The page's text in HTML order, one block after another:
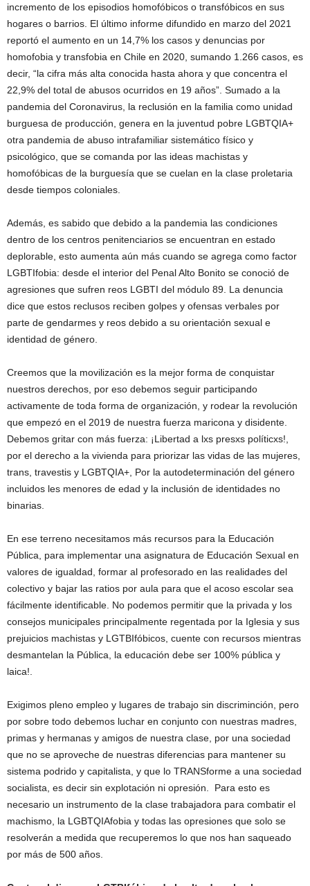
incremento de los episodios homofóbicos o transfóbicos en sus
hogares o barrios. El último informe difundido en marzo del 2021
reportó el aumento en un 14,7% los casos y denuncias por
homofobia y transfobia en Chile en 2020, sumando 1.266 casos, es
decir, “la cifra más alta conocida hasta ahora y que concentra el
22,9% del total de abusos ocurridos en 19 años”. Sumado a la
pandemia del Coronavirus, la reclusión en la familia como unidad
burguesa de producción, genera en la juventud pobre LGBTQIA+
otra pandemia de abuso intrafamiliar sistemático físico y
psicológico, que se comanda por las ideas machistas y
homofóbicas de la burguesía que se cuelan en la clase proletaria
desde tiempos coloniales.
Además, es sabido que debido a la pandemia las condiciones
dentro de los centros penitenciarios se encuentran en estado
deplorable, esto aumenta aún más cuando se agrega como factor
LGBTIfobia: desde el interior del Penal Alto Bonito se conoció de
agresiones que sufren reos LGBTI del módulo 89. La denuncia
dice que estos reclusos reciben golpes y ofensas verbales por
parte de gendarmes y reos debido a su orientación sexual e
identidad de género.
Creemos que la movilización es la mejor forma de conquistar
nuestros derechos, por eso debemos seguir participando
activamente de toda forma de organización, y rodear la revolución
que empezó en el 2019 de nuestra fuerza maricona y disidente.
Debemos gritar con más fuerza: ¡Libertad a lxs presxs políticxs!,
por el derecho a la vivienda para priorizar las vidas de las mujeres,
trans, travestis y LGBTQIA+, Por la autodeterminación del género
incluidos les menores de edad y la inclusión de identidades no
binarias.
En ese terreno necesitamos más recursos para la Educación
Pública, para implementar una asignatura de Educación Sexual en
valores de igualdad, formar al profesorado en las realidades del
colectivo y bajar las ratios por aula para que el acoso escolar sea
fácilmente identificable. No podemos permitir que la privada y los
consejos municipales principalmente regentada por la Iglesia y sus
prejuicios machistas y LGTBIfóbicos, cuente con recursos mientras
desmantelan la Pública, la educación debe ser 100% pública y
laica!.
Exigimos pleno empleo y lugares de trabajo sin discriminción, pero
por sobre todo debemos luchar en conjunto con nuestras madres,
primas y hermanas y amigos de nuestra clase, por una sociedad
que no se aproveche de nuestras diferencias para mantener su
sistema podrido y capitalista, y que lo TRANSforme a una sociedad
socialista, es decir sin explotación ni opresión. Para esto es
necesario un instrumento de la clase trabajadora para combatir el
machismo, la LGBTQIAfobia y todas las opresiones que solo se
resolverán a medida que recuperemos lo que nos han saqueado
por más de 500 años.